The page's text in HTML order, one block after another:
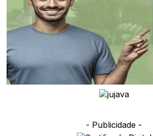
- Publicidade -